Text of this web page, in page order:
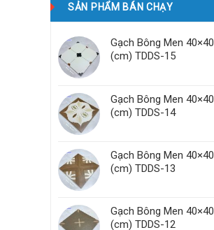
SẢN PHẨM BÁN CHẠY
Gạch Bông Men 40×40
(cm) TDDS-15
Gạch Bông Men 40×40
(cm) TDDS-14
Gạch Bông Men 40×40
(cm) TDDS-13
Gạch Bông Men 40×40
(cm) TDDS-12